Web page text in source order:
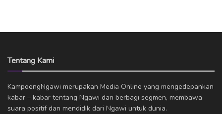
Tentang Kami
KampoengNgawi merupakan Media Online yang mengedepankan
kabar – kabar tentang Ngawi dari berbagi segmen, membawa
suara positif dan mendidik dari Ngawi untuk dunia.